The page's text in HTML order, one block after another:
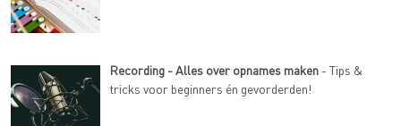
Recording - Alles over opnames maken - Tips &
tricks voor beginners én gevorderden!